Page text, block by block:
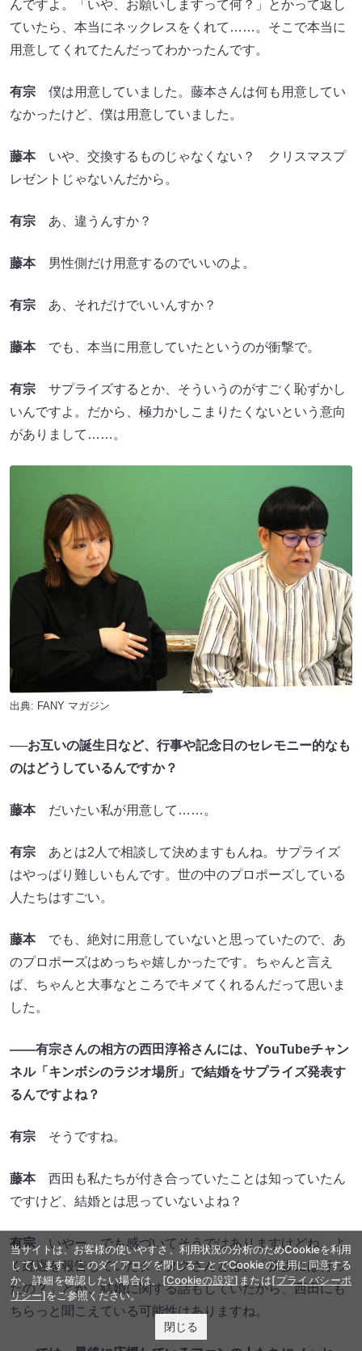
んですよ。「いや、お願いしますって何？」とかって返し
ていたら、本当にネックレスをくれて……。そこで本当に
用意してくれてたんだってわかったんです。
有宗 僕は用意していました。藤本さんは何も用意してい
なかったけど、僕は用意していました。
藤本いや、交換するものじゃなくない？ クリスマスプ
レゼントじゃないんだから。
有宗 あ、違うんすか？
藤本男性側だけ用意するのでいいのよ。
有宗 あ、それだけでいいんすか？
藤本でも、本当に用意していたというのが衝撃で。
有宗 サプライズするとか、そういうのがすごく恥ずかし
いんですよ。だから、極力かしこまりたくないという意向
がありまして……。
出典: FANY マガジン
──お互いの誕生日など、行事や記念日のセレモニー的なも
のはどうしているんですか？
藤本だいたい私が用意して……。
有宗 あとは2人で相談して決めますもんね。サプライズ
はやっぱり難しいもんです。世の中のプロポーズしている
人たちはすごい。
藤本でも、絶対に用意していないと思っていたので、あ
のプロポーズはめっちゃ嬉しかったです。ちゃんと言え
ば、ちゃんと大事なところでキメてくれるんだって思いま
した。
――有宗さんの相方の西田淳裕さんには、YouTubeチャン
ネル「キンボシのラジオ場所」で結婚をサプライズ発表す
るんですよね？
有宗 そうですね。
藤本西田も私たちが付き合っていたことは知っていたん
ですけど、結婚とは思っていないよね？
有宗いやー、でも感づいてそうではありますけどね。よ
く経過を報告していたダイタクさんとは、「挨拶には行っ
たの？」とか、結婚に関する話もしていたから、西田にも
ちらっと聞こえている可能性はありますね。
当サイトは、お客様の使いやすさ、利用状況の分析のためCookieを利用
しています。このダイアログを閉じることでCookieの使用に同意する
か、詳細を確認したい場合は、 [Cookieの設定] または[プライバシーポ
リシー]をご参照ください。
閉じる